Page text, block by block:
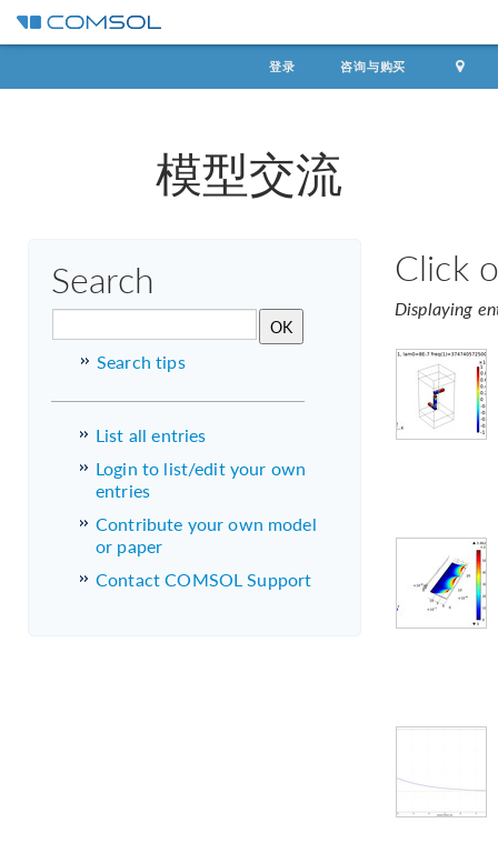
登录 咨询与购买
模型交流
Search
Search tips
List all entries
Login to list/edit your own
entries
Contribute your own model
or paper
Contact COMSOL Support
Click
Displaying